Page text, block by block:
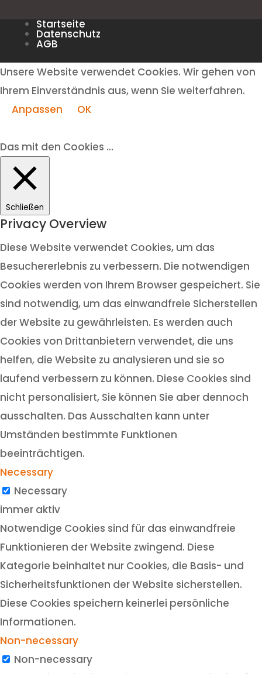
Startseite
Datenschutz
AGB
Unsere Website verwendet Cookies. Wir gehen von
Ihrem Einverständnis aus, wenn Sie weiterfahren.
Anpassen
OK
Das mit den Cookies ...
Schließen
Privacy Overview
Diese Website verwendet Cookies, um das
Besuchererlebnis zu verbessern. Die notwendigen
Cookies werden von Ihrem Browser gespeichert. Sie
sind notwendig, um das einwandfreie Sicherstellen
der Website zu gewährleisten. Es werden auch
Cookies von Drittanbietern verwendet, die uns
helfen, die Website zu analysieren und sie so
laufend verbessern zu können. Diese Cookies sind
nicht personalisiert, Sie können Sie aber dennoch
ausschalten. Das Ausschalten kann unter
Umständen bestimmte Funktionen
beeinträchtigen.
Necessary
Necessary
immer aktiv
Notwendige Cookies sind für das einwandfreie
Funktionieren der Website zwingend. Diese
Kategorie beinhaltet nur Cookies, die Basis- und
Sicherheitsfunktionen der Website sicherstellen.
Diese Cookies speichern keinerlei persönliche
Informationen.
Non-necessary
Non-necessary